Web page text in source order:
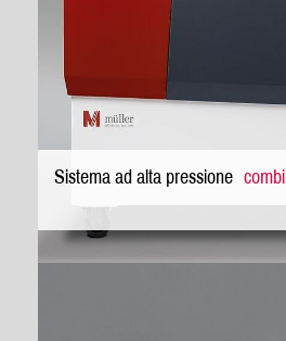
Sistema ad alta pressione